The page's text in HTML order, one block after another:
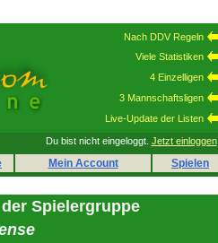
Nach DDV Regeln
Viele Statistiken
4 Einzelligen
3 Mannschaftsligen
Live-Update der Listen
Du bist nicht eingeloggt. Jetzt einloggen.
Mein Account Spielen
Spielergruppe